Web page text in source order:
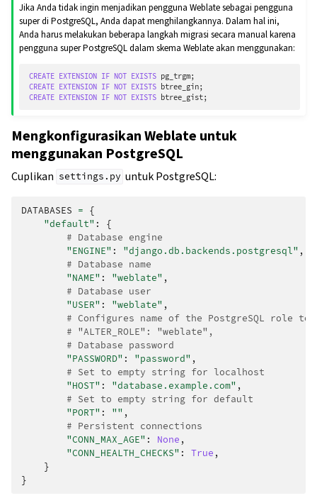
Jika Anda tidak ingin menjadikan pengguna Weblate sebagai pengguna
super di PostgreSQL, Anda dapat menghilangkannya. Dalam hal ini,
Anda harus melakukan beberapa langkah migrasi secara manual karena
pengguna super PostgreSQL dalam skema Weblate akan menggunakan:
CREATE EXTENSION IF NOT EXISTS pg_trgm;
CREATE EXTENSION IF NOT EXISTS btree_gin;
CREATE EXTENSION IF NOT EXISTS btree_gist;
Mengkonfigurasikan Weblate untuk
menggunakan PostgreSQL
Cuplikan settings.py untuk PostgreSQL:
DATABASES = {
"default" :
{
# Database engine
"ENGINE" : "django.db.backends.postgresql" ,
# Database name
"NAME" : "weblate" ,
# Database user
"USER" : "weblate" ,
# Configures name of the PostgreSQL role
# "ALTER_ROLE": "weblate",
# Database password
"PASSWORD" : "password" ,
# Set to empty string for localhost
"HOST" : "database.example.com" ,
# Set to empty string for default
"PORT" : "" ,
# Persistent connections
"CONN_MAX_AGE" : None ,
"CONN_HEALTH_CHECKS" : True ,
}
}